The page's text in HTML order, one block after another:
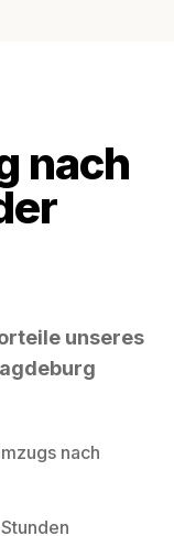
nach
unseres
nach